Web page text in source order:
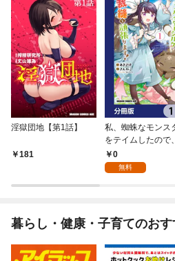
淫獄団地【第1話】
181
私、蜘蛛なモンス
をテイムしたので
パイダーシルクで
を頑張ります！【
0
無料
暮らし・健康・子育てのお